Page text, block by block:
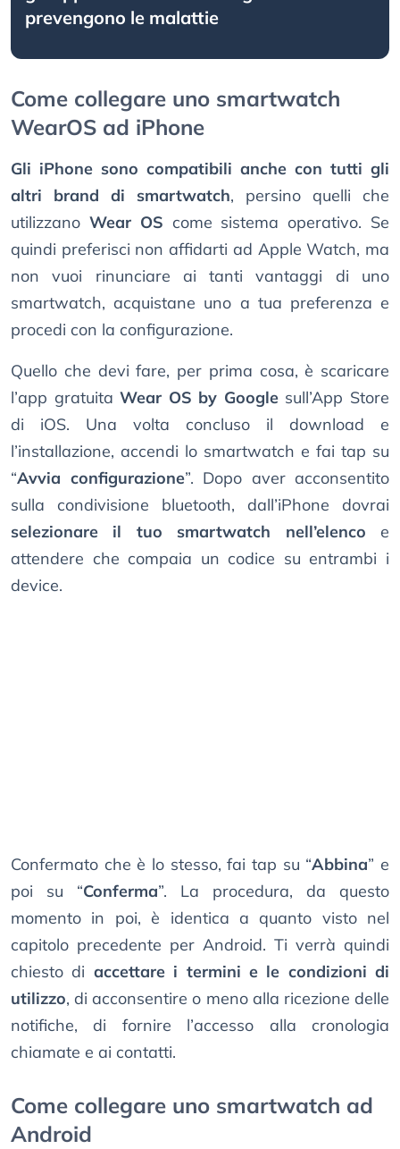
prevengono le malattie
Come collegare uno smartwatch
WearOS ad iPhone
Gli iPhone sono compatibili anche con tutti gli
altri brand di smartwatch, persino quelli che
utilizzano Wear OS come sistema operativo. Se
quindi preferisci non affidarti ad Apple Watch, ma
non vuoi rinunciare ai tanti vantaggi di uno
smartwatch, acquistane uno a tua preferenza e
procedi con la configurazione.
Quello che devi fare, per prima cosa, è scaricare
l’app gratuitaWear OS by Googlesull’App Store
di iOS. Una volta concluso il download e
l’installazione, accendi lo smartwatch e fai tap su
“Avvia configurazione”. Dopo aver acconsentito
sulla condivisione bluetooth, dall’iPhone dovrai
selezionare il tuo smartwatch nell’elenco e
attendere che compaia un codice su entrambi i
device.
Confermato che è lo stesso, fai tap su “Abbina” e
poi su “Conferma”. La procedura, da questo
momento in poi, è identica a quanto visto nel
capitolo precedente per Android. Ti verrà quindi
chiesto di accettare i termini e le condizioni di
utilizzo, di acconsentire o meno alla ricezione delle
notifiche, di fornire l’accesso alla cronologia
chiamate e ai contatti.
Come collegare uno smartwatch ad
Android